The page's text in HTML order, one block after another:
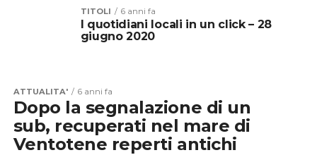
TITOLI 6 anni fa
I quotidiani locali in un click – 28
giugno 2020
ATTUALITA' 6 anni fa
Dopo la segnalazione di un
sub, recuperati nel mare di
Ventotene reperti antichi